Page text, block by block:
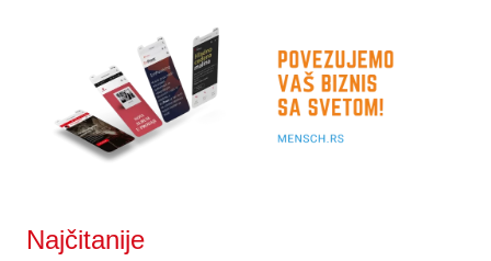
Najčitanije